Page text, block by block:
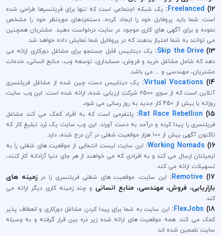
12)
Freelanced
: یک شبکه اجتماعی است که تنها برای فریلنسرها طراحی شده
است. شما باید پروفایل خود را ایجاد کرده، دستمزدهای موردنظر خود را مشخص
نموده و برای آگهی های کاری موجود در سایت درخواست دهید. مشتریان همچنین
می توانند به شما امتیاز بدهند که در پروفایل شما نمایش داده خواهد شد.
13)
Skip the Drive
: یک دیتابیس قابل جستجو برای مشاغل دورکاری ارائه می
دهد که شامل مشاغل خرید و فروش، حسابداری، توسعه وب، منابع انسانی، خدمات
مشتریان، مهندسی و ... می باشد.
14)
Virtual Vocations
: یک دیتابیس دست چین شده از مشاغل فریلنسری
آنلاین است که از سوی 2500 شرکتِ ارزیابی شده، ارائه شده است. این وب سایت
روزانه با بیش از 450 کار جدید به روز رسانی می شود.
15)
Rat Race Rebellion
: پلتفرمی است که به افراد کمک می کند مشاغل
فریلنسری را پیدا کرده و درآمد به دست آورند. این وب سایت یک بُرد تبلیغ کار که
تاکنون آگهی بیش از 100 هزار موقعیت شغلی در آن درج شده، دارد.
16)
Working Nomads
: این سایت لیست انتخابی از موقعیت های شغلی را به
ایمیلتان ارسال می کند و به افرادی که می خواهند از هر جای دنیا آزادانه کار کنند،
تسهیلات ارائه می کند.
17)
Remotive
: این سایت، موقعیت های شغلی فریلنسری را درزمینه های
بازاریابی، فروش، مهندسی، منابع انسانی و چند زمینه کاری دیگر ارائه می
کند.
18)
FlexJobs
: این سایت به شما برای پیدا کردن مشاغل دورکاری و انعطاف پذیر
کمک می کند. همه موقعیت های ارائه شده زیر ذره بین قرار گرفته و به وسیله
سایت تضمین شده اند.